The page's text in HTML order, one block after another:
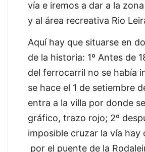
vía e iremos a dar a la
y al área recreativa Rio
Aquí hay que situarse en
de la historia: 1º Antes de
del ferrocarril no se había
se hace el 1 de setiembre
entra a la villa por donde
gráfico, trazo rojo; 2º
imposible cruzar la vía hay
por el puente de la